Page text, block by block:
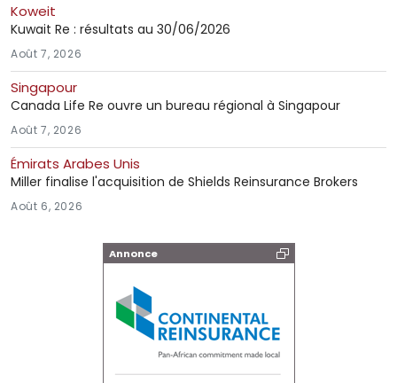
Koweit
Kuwait Re : résultats au 30/06/2026
Août 7, 2026
Singapour
Canada Life Re ouvre un bureau régional à Singapour
Août 7, 2026
Émirats Arabes Unis
Miller finalise l'acquisition de Shields Reinsurance Brokers
Août 6, 2026
Annonce